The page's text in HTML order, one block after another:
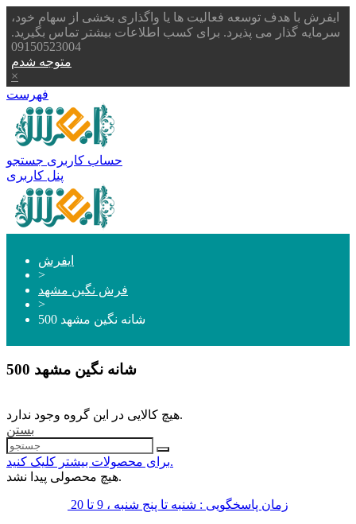
ایفرش با هدف توسعه فعالیت ها یا واگذاری بخشی از سهام خود،
سرمایه گذار می پذیرد. برای کسب اطلاعات بیشتر تماس بگیرید.
09150523004
متوجه شدم
×
فهرست
حساب کاربری جستجو
پنل کاربری
ایفرش
>
فرش نگین مشهد
>
500 شانه نگین مشهد
500 شانه نگین مشهد
هیچ کالایی در این گروه وجود ندارد.
بستن
برای محصولات بیشتر کلیک کنید.
هیچ محصولی پیدا نشد.
زمان پاسخگویی : شنبه تا پنج شنبه ، 9 تا 20